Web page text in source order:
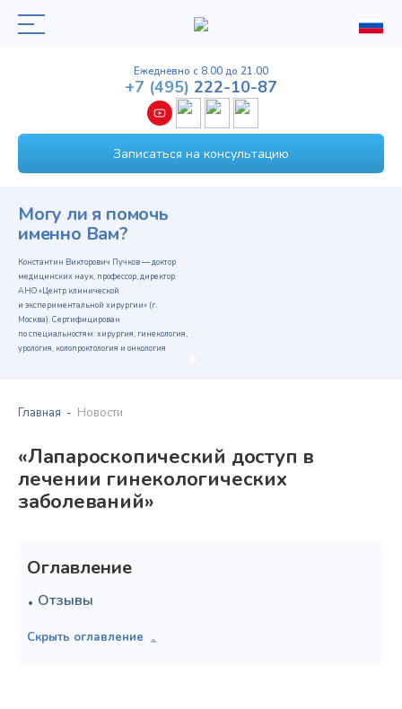
Ежедневно с 8.00 до 21.00
Записаться на консультацию
+7 (495) 222-10-87
Могу ли я помочь
именно Вам?
Константин Викторович Пучков — доктор
медицинских наук, профессор, директор
АНО «Центр клинической
и экспериментальной хирургии» (г.
Москва). Сертифицирован
по специальностям: хирургия, гинекология,
урология, колопроктология и онкология
Главная Новости
«Лапароскопический доступ в
лечении гинекологических
заболеваний»
Оглавление
Отзывы